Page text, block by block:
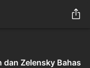
dan Zelensky Bahas